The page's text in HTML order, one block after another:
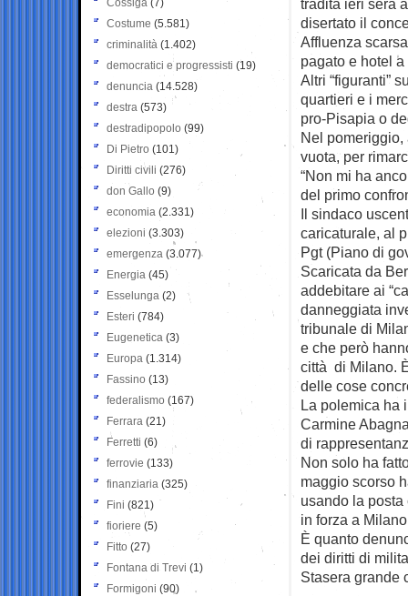
tradita ieri sera
disertato il
Affluenza
pagato e hotel
Altri “figuranti”
quartieri e i
pro-Pisapia o
Nel pomeriggio,
vuota, per
“Non mi ha
del primo
Il sindaco
caricaturale, al
Pgt (Piano di
Scaricata da
addebitare ai
danneggiata
tribunale di
e che però
città di Milano.
delle cose
La polemica ha
Carmine
di
Non solo ha
maggio scorso
usando la
in forza a
È quanto
dei diritti di
Stasera grande
Cossiga (7)
Costume (5.581)
criminalità (1.402)
democratici e progressisti (19)
denuncia (14.528)
destra (573)
destradipopolo (99)
Di Pietro (101)
Diritti civili (276)
don Gallo (9)
economia (2.331)
elezioni (3.303)
emergenza (3.077)
Energia (45)
Esselunga (2)
Esteri (784)
Eugenetica (3)
Europa (1.314)
Fassino (13)
federalismo (167)
Ferrara (21)
Ferretti (6)
ferrovie (133)
finanziaria (325)
Fini (821)
fioriere (5)
Fitto (27)
Fontana di Trevi (1)
Formigoni (90)